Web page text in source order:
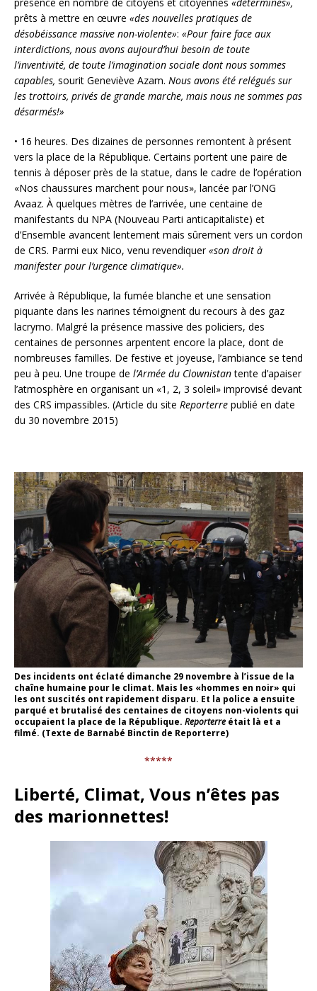
prêts à mettre en œuvre «des nouvelles pratiques de
désobéissance massive non-violente»: «Pour faire face aux
interdictions, nous avons aujourd’hui besoin de toute
l’inventivité, de toute l’imagination sociale dont nous sommes
capables, sourit Geneviève Azam. Nous avons été relégués sur
les trottoirs, privés de grande marche, mais nous ne sommes pas
désarmés!»
• 16 heures. Des dizaines de personnes remontent à présent
vers la place de la République. Certains portent une paire de
tennis à déposer près de la statue, dans le cadre de l’opération
«Nos chaussures marchent pour nous», lancée par l’ONG
Avaaz. À quelques mètres de l’arrivée, une centaine de
manifestants du NPA (Nouveau Parti anticapitaliste) et
d’Ensemble avancent lentement mais sûrement vers un cordon
de CRS. Parmi eux Nico, venu revendiquer«son droit à
manifester pour l’urgence climatique».
Arrivée à République, la fumée blanche et une sensation
piquante dans les narines témoignent du recours à des gaz
lacrymo. Malgré la présence massive des policiers, des
centaines de personnes arpentent encore la place, dont de
nombreuses familles. De festive et joyeuse, l’ambiance se tend
peu à peu. Une troupe de l’Armée du Clownistantente d’apaiser
l’atmosphère en organisant un «1, 2, 3 soleil» improvisé devant
des CRS impassibles. (Article du site Reporterre publié en date
du 30 novembre 2015)
Des incidents ont éclaté dimanche 29 novembre à l’issue de la
chaîne humaine pour le climat. Mais les «hommes en noir» qui
les ont suscités ont rapidement disparu. Et la police a ensuite
parqué et brutalisé des centaines de citoyens non-violents qui
occupaient la place de la République. Reporterre était là et a
filmé. (Texte de Barnabé Binctin de Reporterre)
*****
Liberté, Climat, Vous n’êtes pas
des marionnettes!